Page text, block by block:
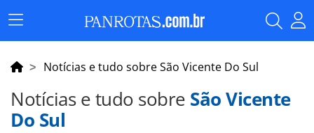
Menu
Principal
Notícias e tudo sobre São Vicente Do Sul
Notícias e tudo sobre São Vicente
Do Sul